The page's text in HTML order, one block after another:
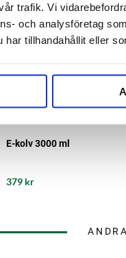
trafik. Vi
och analysföretag
har tillhandahållit eller
E-kolv 3000 ml
379 kr